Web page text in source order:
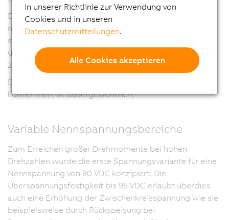
Dies bringt bei Anwendungen mit mehreren Achsen
nicht nur eine Platzeinsparung im Schaltschrank,
sondern auch Vorteile bei der Verdrahtung, da der Bus-
und Versorgungsspannungsanschluss nur für jeden
zweiten Motor erforderlich ist.
Diese große Leistungsdichte auf so kleinem Raum
konzentriert ist außergewöhnlich.
Variable Nennspannungsbereiche
Zum Erreichen großer Drehmomente bei hohen
Drehzahlen wurde die erste Spannungsvariante für eine
Nennspannung von 80 VDC konzipiert. Die
Überspannungsfestigkeit bis 95 VDC erlaubt überdies
auch eine Erhöhung der Zwischenkreisspannung wie sie
beispielsweise durch Rückspeisung bei
in unserer Richtlinie zur Verwendung von
Cookies und in unseren
Datenschutzmitteilungen.
Alle Cookies akzeptieren